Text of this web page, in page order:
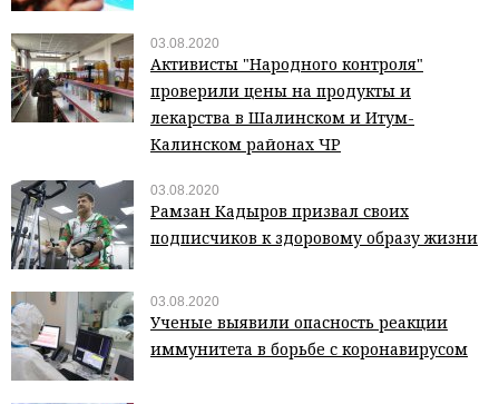
03.08.2020
Активисты "Народного контроля"
проверили цены на продукты и
лекарства в Шалинском и Итум-
Калинском районах ЧР
03.08.2020
Рамзан Кадыров призвал своих
подписчиков к здоровому образу жизни
03.08.2020
Ученые выявили опасность реакции
иммунитета в борьбе с коронавирусом